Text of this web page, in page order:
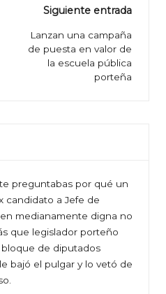
Siguiente entrada
Lanzan una campaña
de puesta en valor de
la escuela pública
porteña
preguntabas por qué un
candidato a Jefe de
medianamente digna no
que legislador porteño
bloque de diputados
bajó el pulgar y lo vetó de